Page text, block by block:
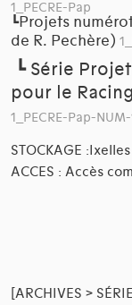
1_PECRE-Pap
┗Projets
de R. Pechère)
┗ Série
pour le
1_PECRE-Pap-
STOCKAGE :Ixelles
ACCES : Accès
[ARCHIVES >